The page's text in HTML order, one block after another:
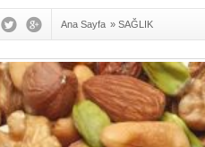
Ana Sayfa » SAĞLIK